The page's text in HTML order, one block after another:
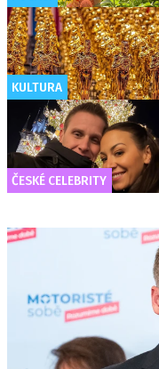
KULTURA
ČESKÉ CELEBRITY